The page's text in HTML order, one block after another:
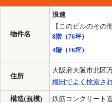
物件名
浪速
【このビルのその
8階（76坪）
4階（16坪）
住所
大阪府大阪市北区
梅田でよく検索さ
構造(規模) 鉄筋コンクリート